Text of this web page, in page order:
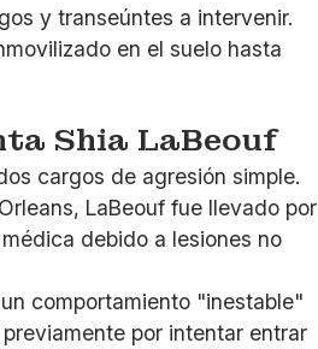
y transeúntes a intervenir.
en el suelo hasta
Shia LaBeouf
cargos de agresión simple.
LaBeouf fue llevado por
debido a lesiones no
comportamiento "inestable"
por intentar entrar